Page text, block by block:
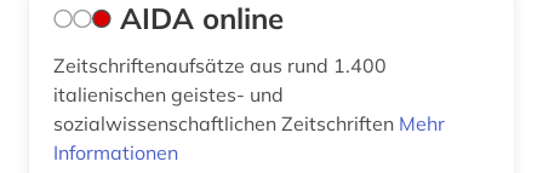
etymologie (5)
AIDA online
Zeitschriftenaufsätze aus rund 1.400
italienischen geistes- und
sozialwissenschaftlichen Zeitschriften Mehr
Informationen